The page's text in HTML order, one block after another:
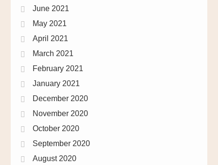
June 2021
May 2021
April 2021
March 2021
February 2021
January 2021
December 2020
November 2020
October 2020
September 2020
August 2020